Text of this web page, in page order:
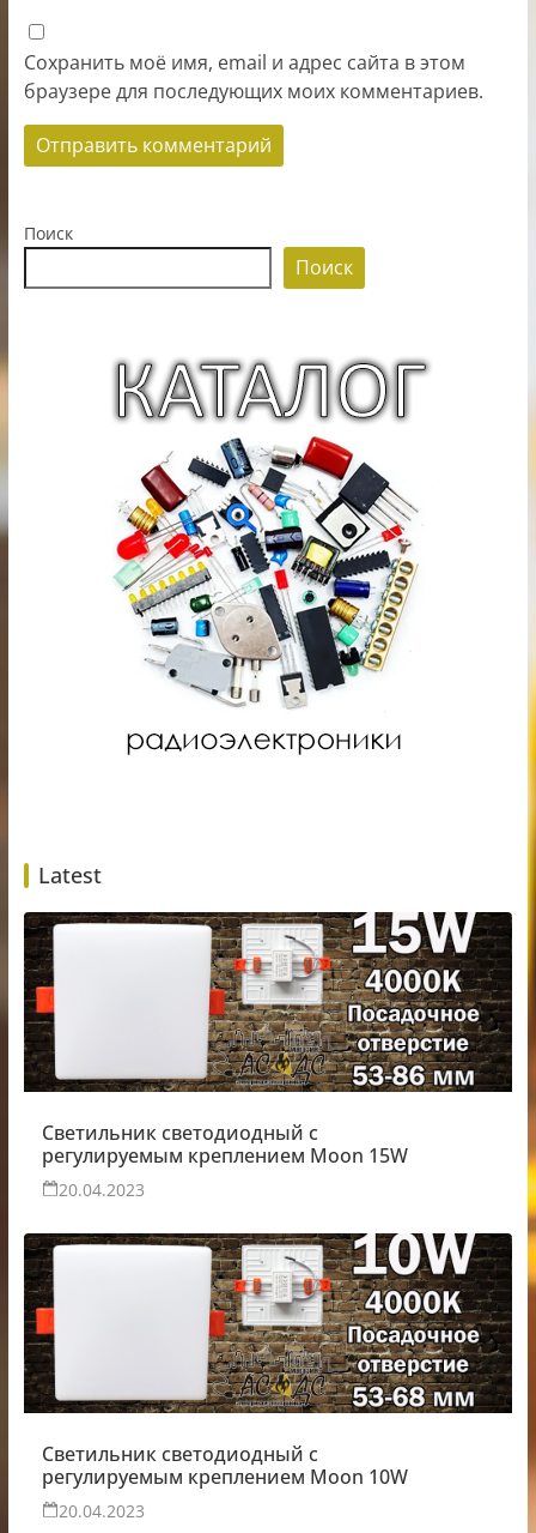
Сохранить моё имя, email и адрес сайта в этом
браузере для последующих моих комментариев.
Поиск
Поиск
Latest
Светильник светодиодный с
регулируемым креплением Moon 15W
20.04.2023
Светильник светодиодный с
регулируемым креплением Moon 10W
20.04.2023